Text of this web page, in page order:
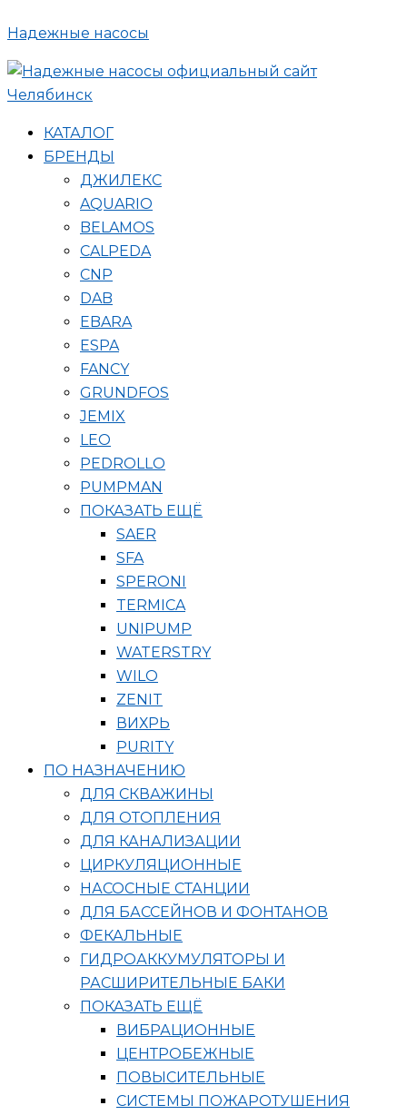
к
содержимому
Надежные насосы
КАТАЛОГ
БРЕНДЫ
ДЖИЛЕКС
AQUARIO
BELAMOS
CALPEDA
CNP
DAB
EBARA
ESPA
FANCY
GRUNDFOS
JEMIX
LEO
PEDROLLO
PUMPMAN
ПОКАЗАТЬ ЕЩЁ
SAER
SFA
SPERONI
TERMICA
UNIPUMP
WATERSTRY
WILO
ZENIT
ВИХРЬ
PURITY
ПО НАЗНАЧЕНИЮ
ДЛЯ СКВАЖИНЫ
ДЛЯ ОТОПЛЕНИЯ
ДЛЯ КАНАЛИЗАЦИИ
ЦИРКУЛЯЦИОННЫЕ
НАСОСНЫЕ СТАНЦИИ
ДЛЯ БАССЕЙНОВ И ФОНТАНОВ
ФЕКАЛЬНЫЕ
ГИДРОАККУМУЛЯТОРЫ И
РАСШИРИТЕЛЬНЫЕ БАКИ
ПОКАЗАТЬ ЕЩЁ
ВИБРАЦИОННЫЕ
ЦЕНТРОБЕЖНЫЕ
ПОВЫСИТЕЛЬНЫЕ
СИСТЕМЫ ПОЖАРОТУШЕНИЯ
товаров